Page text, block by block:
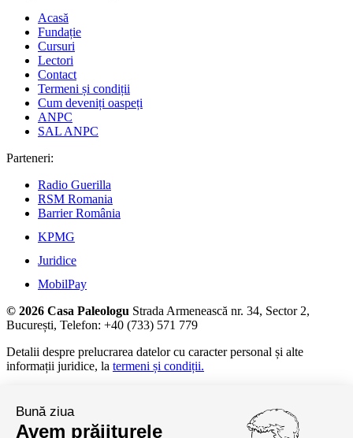
Acasă
Fundație
Cursuri
Lectori
Contact
Termeni și condiții
Cum deveniți oaspeți
ANPC
SAL ANPC
Parteneri:
Radio Guerilla
RSM Romania
Barrier România
KPMG
Juridice
MobilPay
© 2026 Casa Paleologu Strada Armenească nr. 34, Sector 2,
București, Telefon: +40 (733) 571 779
Detalii despre prelucrarea datelor cu caracter personal și alte
informații juridice, la termeni și condiții.
Bună ziua
Avem prăjiturele